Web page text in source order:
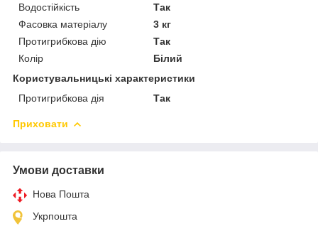
Водостійкість
Так
Фасовка матеріалу
3 кг
Протигрибкова дію
Так
Колір
Білий
Користувальницькі характеристики
Протигрибкова дія
Так
Приховати
Умови доставки
Нова Пошта
Укрпошта